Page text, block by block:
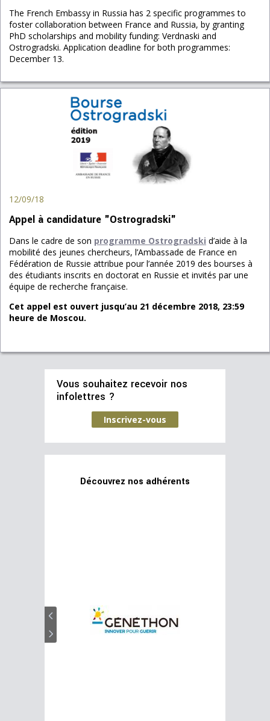
The French Embassy in Russia has 2 specific programmes to
foster collaboration between France and Russia, by granting
PhD scholarships and mobility funding: Verdnaski and
Ostrogradski. Application deadline for both programmes:
December 13.
12/09/18
Appel à candidature "Ostrogradski"
Dans le cadre de son programme Ostrogradski d’aide à la
mobilité des jeunes chercheurs, l’Ambassade de France en
Fédération de Russie attribue pour l’année 2019 des bourses à
des étudiants inscrits en doctorat en Russie et invités par une
équipe de recherche française.
Cet appel est ouvert jusqu’au 21 décembre 2018, 23:59
heure de Moscou.
Vous souhaitez recevoir nos
infolettres ?
Inscrivez-vous
Découvrez nos adhérents